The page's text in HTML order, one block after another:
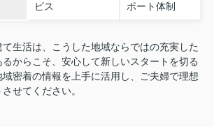
ビス
ポート体制
生活は、こうした地域ならではの充実した
からこそ、安心して新しいスタートを切る
密着の情報を上手に活用し、ご夫婦で理想
せてください。